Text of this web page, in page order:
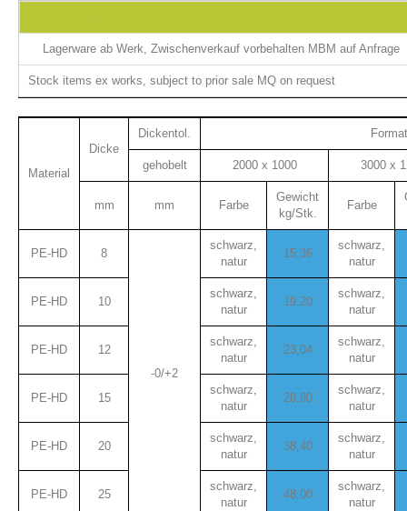
Lagerware ab Werk, Zwischenverkauf vorbehalten MBM auf Anfrage
Stock items ex works, subject to prior sale MQ on request
Material
Dicke
Dickentol.
gehobelt 2000 x 1000 3000 x
mm mm Farbe
Gewicht
kg/Stk.
Farbe
PE-HD 8
-0/+2
schwarz,
natur
15,36
schwarz,
natur
PE-HD 10
schwarz,
natur
19,20
schwarz,
natur
PE-HD 12
schwarz,
natur
23,04
schwarz,
natur
PE-HD 15
schwarz,
natur
28,80
schwarz,
natur
PE-HD 20
schwarz,
natur
38,40
schwarz,
natur
PE-HD 25
schwarz,
natur
48,00
schwarz,
natur